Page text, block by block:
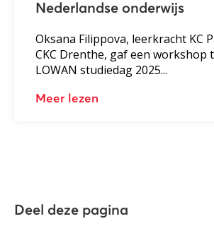
Nederlandse onderwijs
Oksana Filippova, leerkracht KC
CKC Drenthe, gaf een workshop
LOWAN studiedag 2025...
Meer lezen
Deel deze pagina